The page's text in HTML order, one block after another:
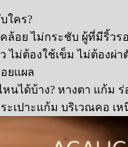
ใคร?
อย ไม่กระชับ ผู้ที่มีริ้วร
ไม่ต้องใช้เข็ม ไม่ต้องผ่า
ยแผล
หนได้บ้าง? หางตา แก้ม
ะเปาะแก้ม บริเวณคอ เ